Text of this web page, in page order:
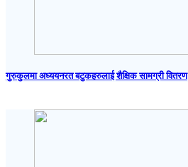
गुरुकुलमा अध्ययनरत बटुकहरुलाई शैक्षिक सामग्री वितरण